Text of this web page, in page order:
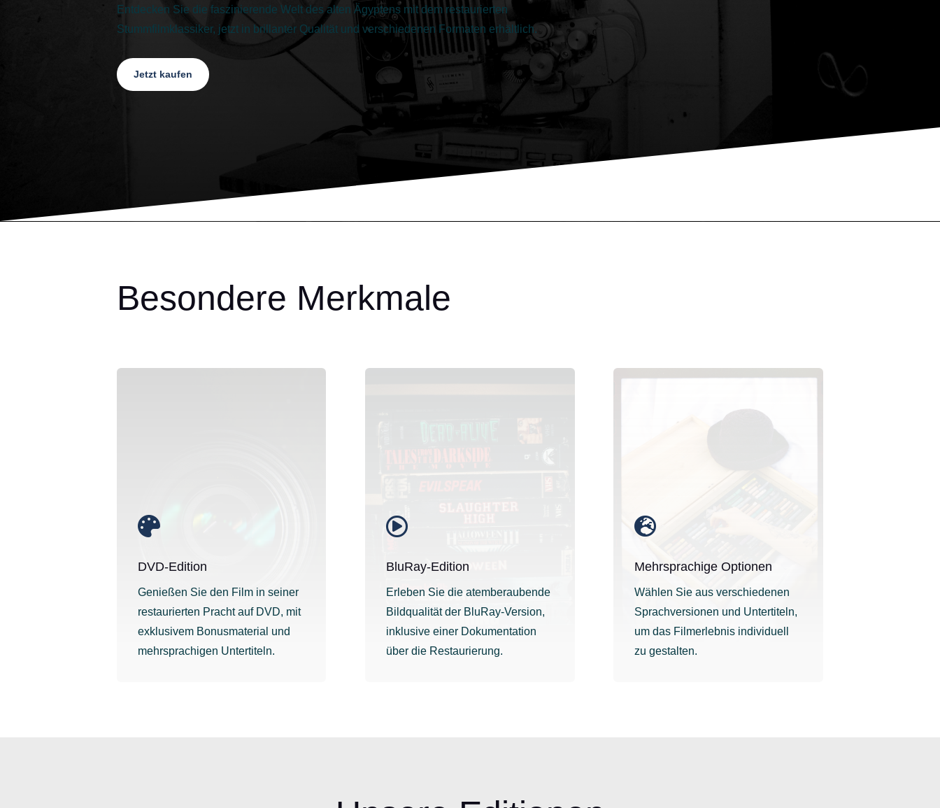
Entdecken Sie die faszinierende Welt des alten Ägyptens mit dem restaurierten
Stummfilmklassiker, jetzt in brillanter Qualität und verschiedenen Formaten erhältlich.
Jetzt kaufen
Besondere Merkmale

DVD-Edition
Genießen Sie den Film in seiner
restaurierten Pracht auf DVD, mit
exklusivem Bonusmaterial und
mehrsprachigen Untertiteln.

BluRay-Edition
Erleben Sie die atemberaubende
Bildqualität der BluRay-Version,
inklusive einer Dokumentation
über die Restaurierung.

Mehrsprachige Optionen
Wählen Sie aus verschiedenen
Sprachversionen und Untertiteln,
um das Filmerlebnis individuell
zu gestalten.